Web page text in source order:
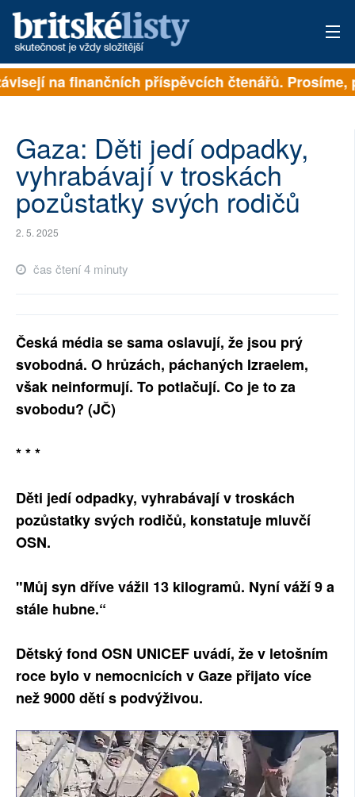
PŘIHLÁSIT
ARCHIV
ROZHOVORY
TÉMATA
NEJČTENĚJŠÍ ZA 7 DNÍ
PŘÍSPĚVKY NA PROVOZ
RUBRIKY
PLNÁ VERZE STRÁNEK
na finančních příspěvcích čtenářů. Prosíme,
Gaza: Děti jedí odpadky,
vyhrabávají v troskách
pozůstatky svých rodičů
2. 5. 2025
čas čtení 4 minuty
Česká média se sama oslavují, že jsou prý
svobodná. O hrůzách, páchaných Izraelem,
však neinformují. To potlačují. Co je to za
svobodu? (JČ)
* * *
Děti jedí odpadky, vyhrabávají v troskách
pozůstatky svých rodičů, konstatuje mluvčí
OSN.
"Můj syn dříve vážil 13 kilogramů. Nyní váží 9 a
stále hubne.“
Dětský fond OSN UNICEF uvádí, že v letošním
roce bylo v nemocnicích v Gaze přijato více
než 9000 dětí s podvýživou.